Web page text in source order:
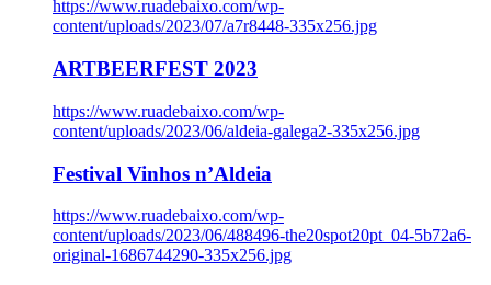
https://www.ruadebaixo.com/wp-
content/uploads/2023/07/a7r8448-335x256.jpg
ARTBEERFEST 2023
https://www.ruadebaixo.com/wp-
content/uploads/2023/06/aldeia-galega2-335x256.jpg
Festival Vinhos n’Aldeia
https://www.ruadebaixo.com/wp-
content/uploads/2023/06/488496-the20spot20pt_04-5b72a6-
original-1686744290-335x256.jpg